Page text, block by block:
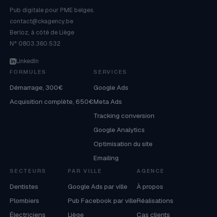
Pub digitale pour PME belges.
contact@ckagency.be
Berloz, à côté de Liège
N° 0803.360.532
LinkedIn
FORMULES
Démarrage, 300€
Acquisition complète, 650€
SERVICES
Google Ads
Meta Ads
Tracking conversion
Google Analytics
Optimisation du site
Emailing
SECTEURS
Dentistes
Plombiers
Électriciens
PAR VILLE
Google Ads par ville
Pub Facebook par ville
Liège
AGENCE
À propos
Réalisations
Cas clients